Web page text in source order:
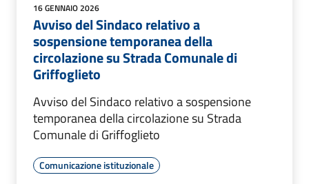
16 GENNAIO 2026
Avviso del Sindaco relativo a
sospensione temporanea della
circolazione su Strada Comunale di
Griffoglieto
Avviso del Sindaco relativo a sospensione
temporanea della circolazione su Strada
Comunale di Griffoglieto
Comunicazione istituzionale